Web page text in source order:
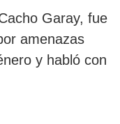
Garay, fue
amenazas
y habló con